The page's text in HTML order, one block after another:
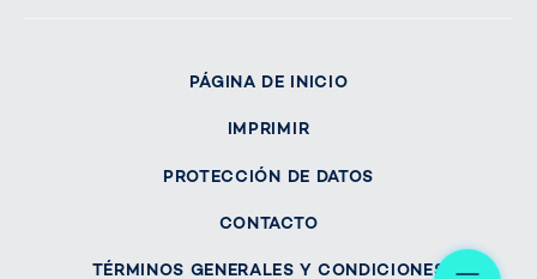
PÁGINA DE INICIO
IMPRIMIR
PROTECCIÓN DE DATOS
CONTACTO
TÉRMINOS GENERALES Y CONDICIONES